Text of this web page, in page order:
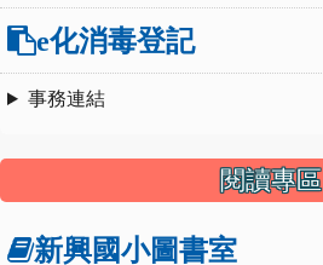
e化消毒登記
事務連結
閱讀專區
新興國小圖書室